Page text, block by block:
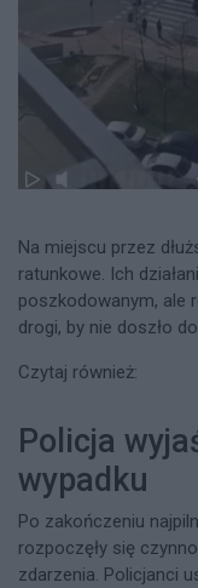
Na miejscu przez
ratunkowe. Ich
poszkodowanym, ale
drogi, by nie doszło
Czytaj również:
Policja
wypadku
Po zakończeniu
rozpoczęły się
zdarzenia. Policjanci